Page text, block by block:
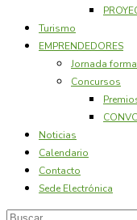
Turismo
EMPRENDEDORES
Jornada
Concursos
Noticias
Calendario
Contacto
Sede Electrónica